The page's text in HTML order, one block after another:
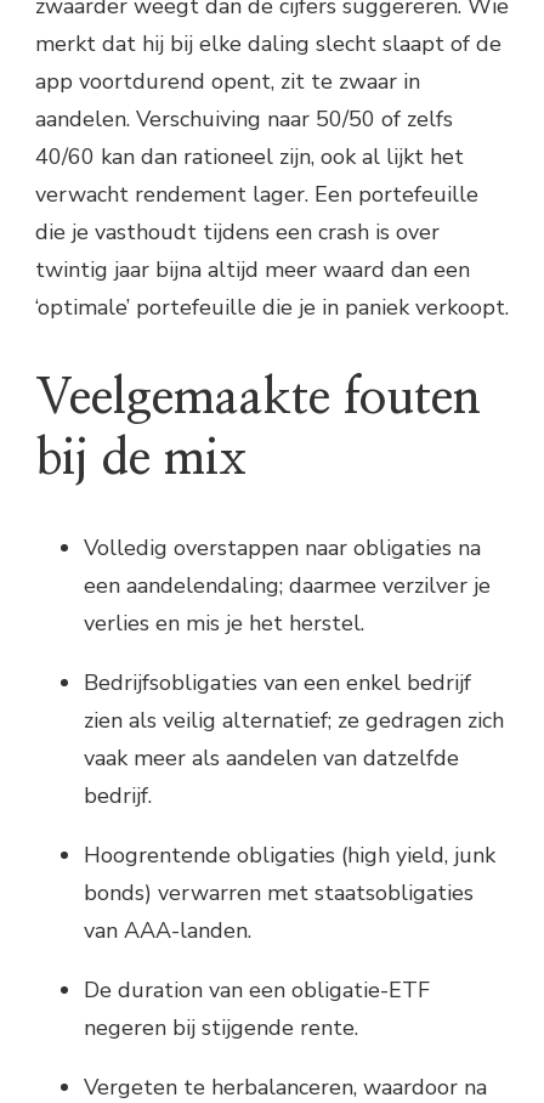
zwaarder weegt dan de cijfers suggereren. Wie
merkt dat hij bij elke daling slecht slaapt of de
app voortdurend opent, zit te zwaar in
aandelen. Verschuiving naar 50/50 of zelfs
40/60 kan dan rationeel zijn, ook al lijkt het
verwacht rendement lager. Een portefeuille
die je vasthoudt tijdens een crash is over
twintig jaar bijna altijd meer waard dan een
‘optimale’ portefeuille die je in paniek verkoopt.
Veelgemaakte fouten
bij de mix
Volledig overstappen naar obligaties na
een aandelendaling; daarmee verzilver je
verlies en mis je het herstel.
Bedrijfsobligaties van een enkel bedrijf
zien als veilig alternatief; ze gedragen zich
vaak meer als aandelen van datzelfde
bedrijf.
Hoogrentende obligaties (high yield, junk
bonds) verwarren met staatsobligaties
van AAA-landen.
De duration van een obligatie-ETF
negeren bij stijgende rente.
Vergeten te herbalanceren, waardoor na